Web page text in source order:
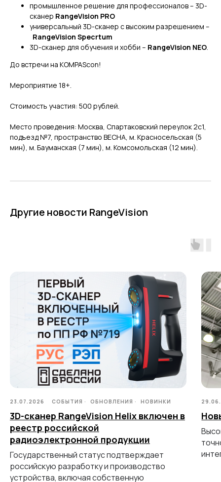
промышленное решение для профессионалов – 3D-
сканер RangeVision PRO
универсальный 3D-сканер с высоким разрешением –
RangeVision Specrtum
3D-сканер для обучения и хобби – RangeVision NEO.
До встречи на KOMPAScon!
Мероприятие 18+.
Стоимость участия: 500 рублей.
Место проведения: Москва, Спартаковский переулок 2с1,
подъезд №7, пространство ВЕСНА, м. Красносельская (5
мин), м. Бауманская (7 мин), м. Комсомольская (12 мин).
Другие новости RangeVision
23.07.2026 СОБЫТИЯ ОБНОВЛЕНИЯ НОВИНКИ
3D-сканер RangeVision Helix включен в
реестр российской
радиоэлектронной продукции
Государственный статус подтверждает
российскую разработку и производство
устройства, включая собственную
Координатно-измерительные
Портативные измерительные
руки
Лазерные TLS и SLAM сканеры
ИЗМЕРИТЕЛЬНОЕ
ОБОРУДОВАНИЕ
Портативный Calibry Mini
Портативный Calibry
Универсальный Spectrum
Ручной лазерный Helix
Ручной лазерный Fenix
Метрологический PRO II
Метрологический PRIME
Роботизированный Proton
3D-СКАНЕРЫ
RANGEVISION
Техподдержка
ГЛАВНОЕ